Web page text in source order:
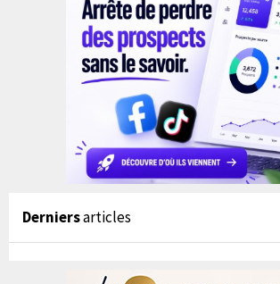
Derniersarticles